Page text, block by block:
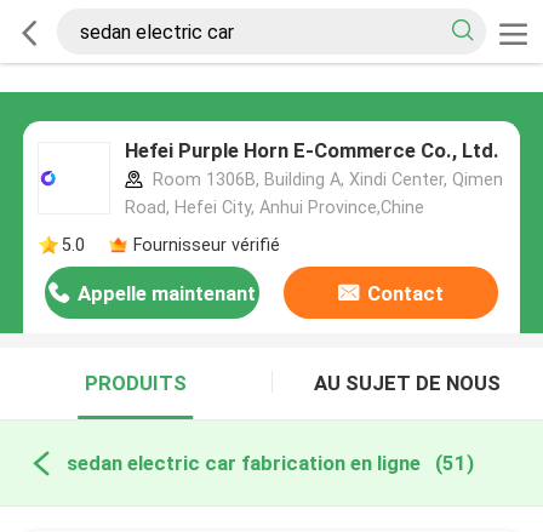
Hefei Purple Horn E-Commerce Co., Ltd.
Room 1306B, Building A, Xindi Center, Qimen
Road, Hefei City, Anhui Province,Chine
5.0
Fournisseur vérifié
Appelle maintenant Contact
PRODUITS AU SUJET DE NOUS
sedan electric car fabrication en ligne (51)